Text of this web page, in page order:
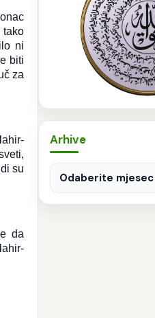
ni
biti
za
su
da
Arhive
Arhive